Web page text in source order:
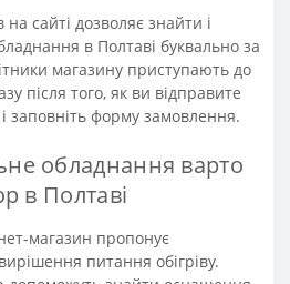
сайті дозволяє знайти і
в Полтаві буквально за
магазину приступають до
після того, як ви відправите
заповніть форму замовлення.
обладнання варто
в Полтаві
магазин пропонує
питання обігріву.